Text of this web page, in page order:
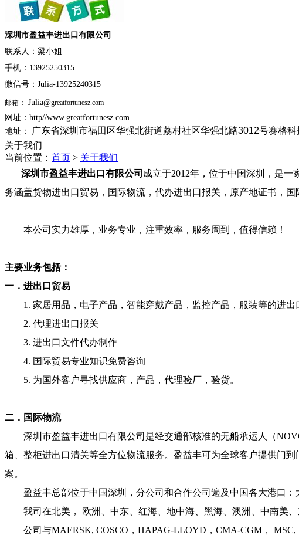
深圳市盈益丰进出口有限公司
联系人：梁小姐
手机：13925250315
微信号：Julia-13925240315
邮箱： Julia@greatfortunesz.com
网址：http//www.greatfortunesz.com
地址：
广东省深圳市福田区华强北街道荔村社区华强北路3012号赛格
关于我们
当前位置： 首页 > 关于我们
深圳市盈益丰进出口有限公司 成立于2012年，位于中国深圳，是
务涵盖货物进出口贸易，国际物流，代办进出口报关，原产地证书，国
本公司实力雄厚，业务专业，注重效率，服务周到，值得信赖！
主要业务包括：
一．进出口贸易
1. 家居用品，电子产品，智能穿戴产品，监控产品，服装等的进出
2. 代理进出口报关
3. 进出口文件代办制作
4. 国际贸易专业知识免费咨询
5. 为国外客户寻找供应商，产品，代理验厂，验货。
二．国际物流
深圳市盈益丰进出口有限公司是经交通部核准的无船承运人（
箱、整柜进出口清关等全方位物流服务。盈益丰可为全球客户提供门
案。
盈益丰总部位于中国深圳，分公司和合作公司遍及中国各大港口：
我司在北美， 欧洲、中东、红海、地中海、黑海、澳洲、中南美、
公司与MAERSK, COSCO，HAPAG-LLOYD，CMA-CGM， MSC,